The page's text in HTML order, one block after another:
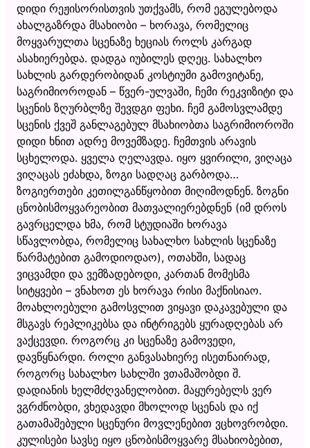
დიდი რეჟისორისთვის უთქვამს, რომ ეგულებოდა
ახალგაზრდა მსახიობი – ხორავა, რომელიც
მოყვარულთა სცენაზე ხეციას როლს კარგად
ასახიერებდა. დადგა იუბილეს დღეც. სახალხო
სახლის გარდერობიდან კოსტიუმი გამოვიტანე,
საგრიმიოროდან – წვერ-ულვაში, ჩემი რეკვიზიტი და
სცენის ზღურბლზე შევდგი ფეხი. ჩემ გამოსვლამდე
სცენის ქვეშ განლაგებულ მსახიობთა საგრიმიოროში
დიდი ხნით ადრე მოვემზადე. ჩემთვის არავის
სცხელოდა. ყველა ღელავდა. იყო ყვირილი, ვიღაცა
ვიღაცას ეძახდა, ზოგი სადღაც გარბოდა…
ზოგიერთები კეთილგანწყობით მიღიმოდნენ. ზოგნი
ცნობისმოყვარეობით მათვალიერებდნენ (იმ დროს
გავრცელდა ხმა, რომ სტუდიაში ხორავა
სწავლობდა, რომელიც სახალხო სახლის სცენაზე
წარმატებით გამოდიოდაო), ოთახში, სადაც
ვიცვამდი და ვემზადებოდი, კართან მომესმა
სიტყვები – ვნახოთ ეს ხორავა რისი მაქნისიაო.
მოახლოებული გამოსვლით ვიყავი დაკავებული და
მსგავს რეპლიკებსა და ინტრიგებს ყურადღებას არ
ვაქცევდი. როგორც კი სცენაზე გამოვედი,
დავწყნარდი. როლი განვასახიერე ისეთნაირად,
როგორც სახალხო სახლში ვთამაშობდი შ.
დადიანის ხელმძღვანელობით. მაყურებელს ვერ
ვგრძნობდი, ვხედავდი მხოლოდ სცენას და იქ
გათამაშებული სცენური მოვლენებით ვცხოვრობდი.
კულისები სავსე იყო ცნობისმოყვარე მსახიობებით,